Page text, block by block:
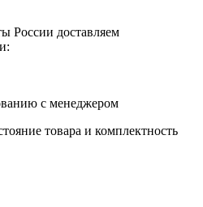
России доставляем
с менеджером
товара и комплектность